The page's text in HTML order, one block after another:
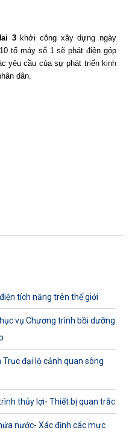
3khởi công xây dựng ngày
tổ máy số 1 sẽ phát điện góp
yêu cầu của sự phát triển kinh
dân.
tích năng trên thế giới
vụ Chương trình bồi dưỡng
đại lộ cảnh quan sông
thủy lợi- Thiết bị quan trắc
nước- Xác định các mực